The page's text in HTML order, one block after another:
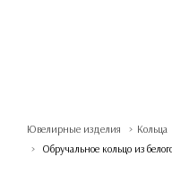
Ювелирные изделия
Кольца
Обручальное кольцо из